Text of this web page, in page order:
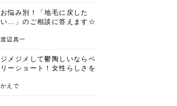
お悩み別！「地毛に戻した
い…」のご相談に答えます☆
渡辺真一
ジメジメして鬱陶しいならベ
リーショート！女性らしさを
かえで